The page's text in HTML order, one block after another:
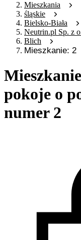
Mieszkania
śląskie
Bielsko-Biała
Neutrin.pl Sp. z
Blich
Mieszkanie: 2
pokoje o
numer 2